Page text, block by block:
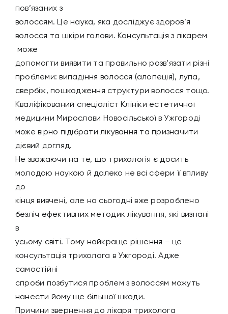
пов’язаних з
волоссям. Це наука, яка досліджує здоров’я
волосся та шкіри голови. Консультація з лікарем
може
допомогти виявити та правильно розв’язати різні
проблеми: випадіння волосся (алопеція), лупа,
свербіж, пошкодження структури волосся тощо.
Кваліфікований спеціаліст Клініки естетичної
медицини Мирослави Новосільської в Ужгороді
може вірно підібрати лікування та призначити
дієвий догляд.
Не зважаючи на те, що трихологія є досить
молодою наукою й далеко не всі сфери її впливу
до
кінця вивчені, але на сьогодні вже розроблено
безліч ефективних методик лікування, які визнані
в
усьому світі. Тому найкраще рішення –це
консультація трихолога в Ужгороді. Адже
самостійні
спроби позбутися проблем з волоссям можуть
нанести йому ще більшої шкоди.
Причини звернення до лікаря трихолога